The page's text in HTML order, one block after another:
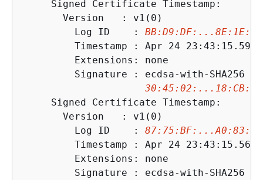
     Signed Certificate Timestamp:
       Version   : v1(0)
         Log ID    :
Timestamp : Apr 24 23:43:15.598
         Extensions: none
         Signature : ecdsa-with-SHA256
     Signed Certificate Timestamp:
       Version   : v1(0)
         Log ID    :
87:75:BF:...A0:83:0F
Timestamp : Apr 24 23:43:15.565
         Extensions: none
         Signature : ecdsa-with-SHA256